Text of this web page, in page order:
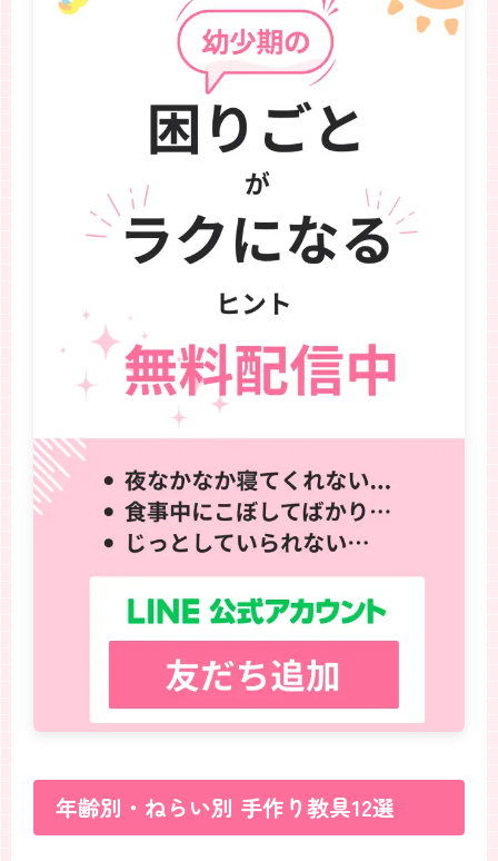
年齢別・ねらい別 手作り教具12選